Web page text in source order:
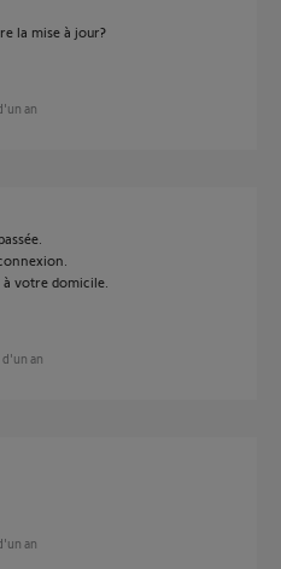
la mise à jour?
an
votre domicile.
d'un an
an